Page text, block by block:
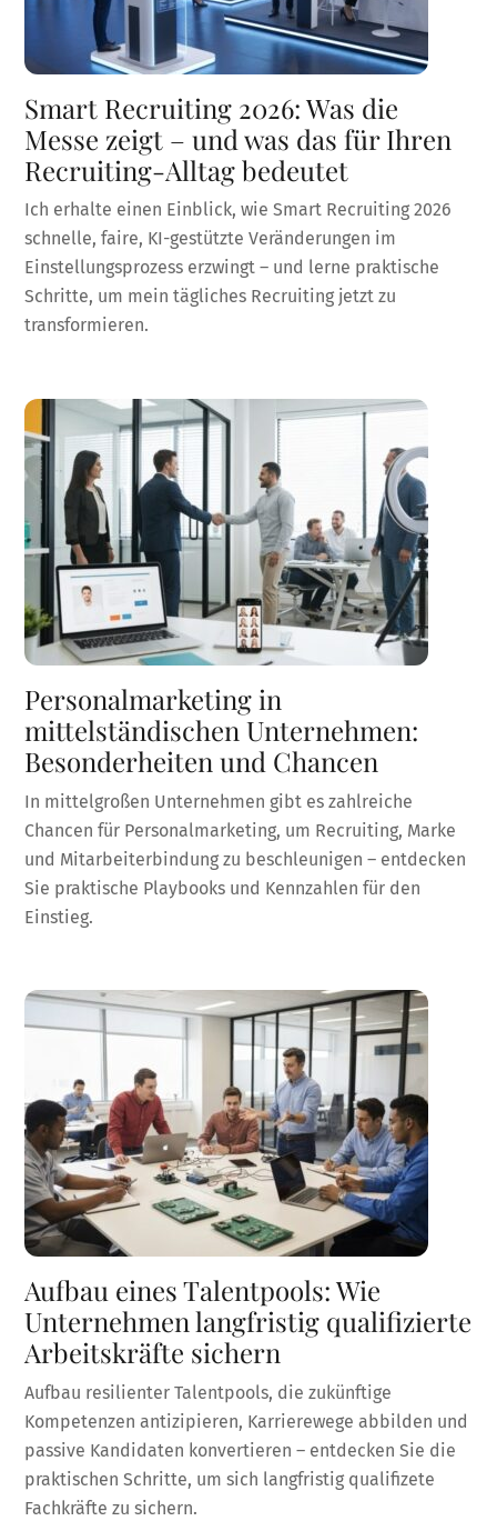
Smart Recruiting 2026: Was die
Messe zeigt – und was das für Ihren
Recruiting-Alltag bedeutet
Ich erhalte einen Einblick, wie Smart Recruiting 2026
schnelle, faire, KI-gestützte Veränderungen im
Einstellungsprozess erzwingt – und lerne praktische
Schritte, um mein tägliches Recruiting jetzt zu
transformieren.
Personalmarketing in
mittelständischen Unternehmen:
Besonderheiten und Chancen
In mittelgroßen Unternehmen gibt es zahlreiche
Chancen für Personalmarketing, um Recruiting, Marke
und Mitarbeiterbindung zu beschleunigen – entdecken
Sie praktische Playbooks und Kennzahlen für den
Einstieg.
Aufbau eines Talentpools: Wie
Unternehmen langfristig qualifizierte
Arbeitskräfte sichern
Aufbau resilienter Talentpools, die zukünftige
Kompetenzen antizipieren, Karrierewege abbilden und
passive Kandidaten konvertieren – entdecken Sie die
praktischen Schritte, um sich langfristig qualifizete
Fachkräfte zu sichern.